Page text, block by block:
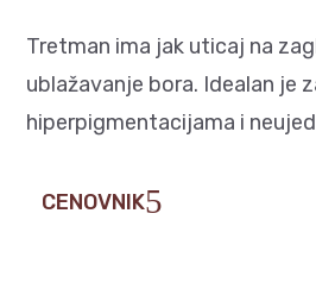
Tretman ima jak uticaj na
ublažavanje bora. Idealan je
hiperpigmentacijama i
CENOVNIK